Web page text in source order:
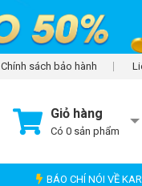
Chính sách bảo hành
Giỏ hàng
Có 0 sản phẩm
BÁO CHÍ NÓI VỀ